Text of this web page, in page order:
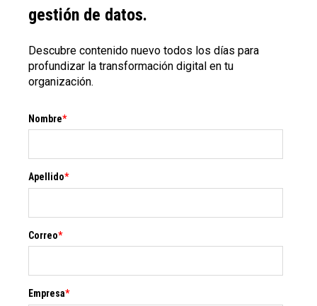
gestión de datos.
Descubre contenido nuevo todos los días para
profundizar la transformación digital en tu
organización.
Nombre*
Apellido*
Correo*
Empresa*